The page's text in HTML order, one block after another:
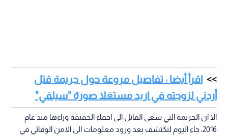
اقرأ أيضا : تفاصيل مروعة حول جريمة قتل
أردني لزوجته في اربد مستغلا صورة "سيلفي"
الا ان الجريمة التي سعى القاتل الى اخفاء الحقيقة وراءها منذ عام
2016، جاء اليوم لتكتشف بعد ورود معلومات الى الامن الوقائي في